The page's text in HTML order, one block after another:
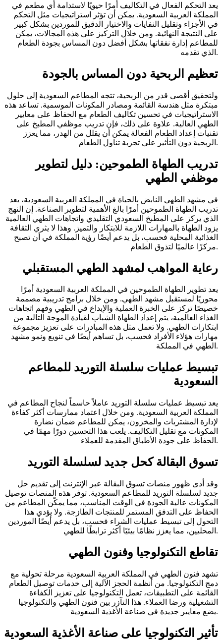
يعد التحكم الفعال في التكاليف أمرًا حيويًا لاستدامة أي مطعم في
المملكة العربية السعودية. يمكن أن تؤثر استراتيجيات مثل التحكم
في الأجزاء وتقليل النفايات والاختيار الدقيق للموردين بشكل كبير
على النتيجة النهائية. ومن خلال التركيز على هذه المجالات، يمكن
للمطاعم إدارة نفقاتها بشكل أفضل دون المساس بجودة الطعام
الذي تقدمه.
تعظيم الربحية دون المساس بالجودة
ولتحقيق أقصى قدر من الربحية، تتجه المطاعم السعودية إلى حلول
مبتكرة مثل هندسة القائمة ومصادر المكونات الموسمية. تساعد هذه
الاستراتيجيات في تحسين تكاليف الطعام مع الحفاظ على معايير
الطهي العالية. علاوة على ذلك، فإن تدريب موظفي المطبخ على
تقنيات إعداد الطعام الفعالة يمكن أن يقلل من الهدر، مما يعزز
الربحية دون التأثير على تجربة تناول الطعام.
تدريب الطهاة الطموحين: دليل لتطوير
موظفي الطهي
في مشهد الطهي النابض بالحياة في المملكة العربية السعودية، يعد
تدريب الطهاة الطموحين أمرًا بالغ الأهمية لتطوير الصناعة. إن النهج
الذي يركز على المطبخ السعودي التقليدي واتجاهات الطهي العالمية
يزود الطهاة بالمهارات اللازمة للابتكار والتميز. وهذا لا يثري الثقافة
الغذائية المحلية فحسب، بل يدعم أيضًا رؤية المملكة في أن تصبح
مركزًا عالميًا لتذوق الطعام.
رعاية المواهب لمشهد الطهي المستقبلي
يعد تطوير الطهاة الطموحين في المملكة العربية السعودية أمرًا
محوريًا لمستقبل مشهد الطهي. ومن خلال برامج تدريبية مصممة
خصيصًا تركز على الخبرة العملية والإبداع في الطهي وفهم اتجاهات
الغذاء العالمية، يتم إعداد الطهاة الشباب لقيادة الموجة التالية من
ابتكارات الطهي. ولا تعمل مثل هذه المبادرات على تعزيز مجموعة
مهارات هؤلاء الأفراد فحسب، بل تساهم أيضًا في تنويع ونمو مشهد
الطهي في المملكة.
تبسيط عمليات سلسلة التوريد للمطاعم
السعودية
يعد تبسيط عمليات سلسلة التوريد عاملاً حاسماً لنجاح المطاعم في
المملكة العربية السعودية. ومن خلال اعتماد ممارسات أكثر كفاءة
لإدارة المشتريات والمخزون، يمكن للمطاعم ضمان نضارة
المكونات مع تقليل التكاليف. يلعب هذا التحسين دورًا مهمًا في
الحفاظ على جودة الأطباق المقدمة للعملاء.
تسوق البقالة كحل جديد لسلسلة التوريد
وقد أدى ظهور منصات تسوق البقالة عبر الإنترنت إلى تقديم حل
جديد لسلسلة التوريد للمطاعم السعودية. توفر هذه المنصات توصيل
المكونات عالية الجودة في الوقت المناسب، مما يمكّن المطاعم من
الحفاظ على التدفق المستمر للمنتجات الطازجة. ولا يؤدي هذا
التحول إلى تبسيط عمليات الشراء فحسب، بل يدعم أيضًا الموردين
المحليين، مما يعزز نظامًا بيئيًا أكثر ترابطًا للطهي.
تقاطع التكنولوجيا وفنون الطهي
تشهد فنون الطهي في المملكة العربية السعودية مرحلة تحولية مع
دمج التكنولوجيا. من أنظمة الحجز الآلية إلى خدمات توصيل الطعام
القائمة على التطبيقات، تعمل التكنولوجيا على تعزيز الكفاءة
التشغيلية ورضا العملاء. هذا التآزر بين فنون الطهي والتكنولوجيا
يضع معايير جديدة في صناعة الأغذية السعودية.
تأثير التكنولوجيا على صناعة الأغذية السعودية